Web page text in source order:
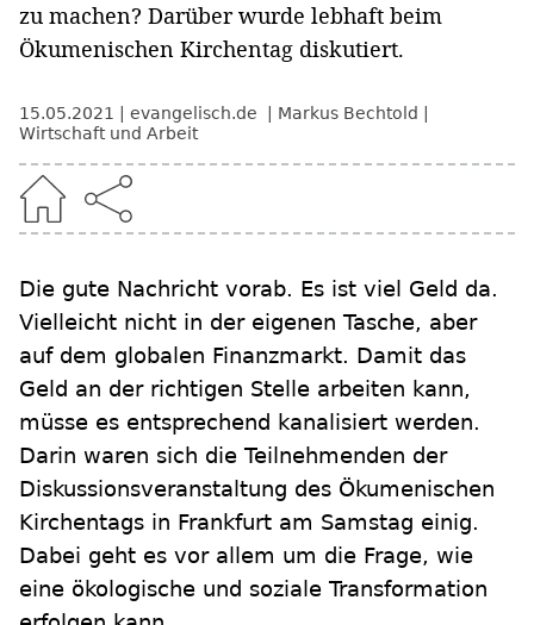
zu machen? Darüber wurde lebhaft beim
Ökumenischen Kirchentag diskutiert.
15.05.2021 evangelisch.de
Markus Bechtold
Wirtschaft und Arbeit
Die gute Nachricht vorab. Es ist viel Geld da.
Vielleicht nicht in der eigenen Tasche, aber
auf dem globalen Finanzmarkt. Damit das
Geld an der richtigen Stelle arbeiten kann,
müsse es entsprechend kanalisiert werden.
Darin waren sich die Teilnehmenden der
Diskussionsveranstaltung des Ökumenischen
Kirchentags in Frankfurt am Samstag einig.
Dabei geht es vor allem um die Frage, wie
eine ökologische und soziale Transformation